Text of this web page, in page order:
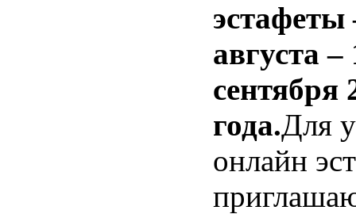
эстафеты
августа –
сентября
года.Для
онлайн